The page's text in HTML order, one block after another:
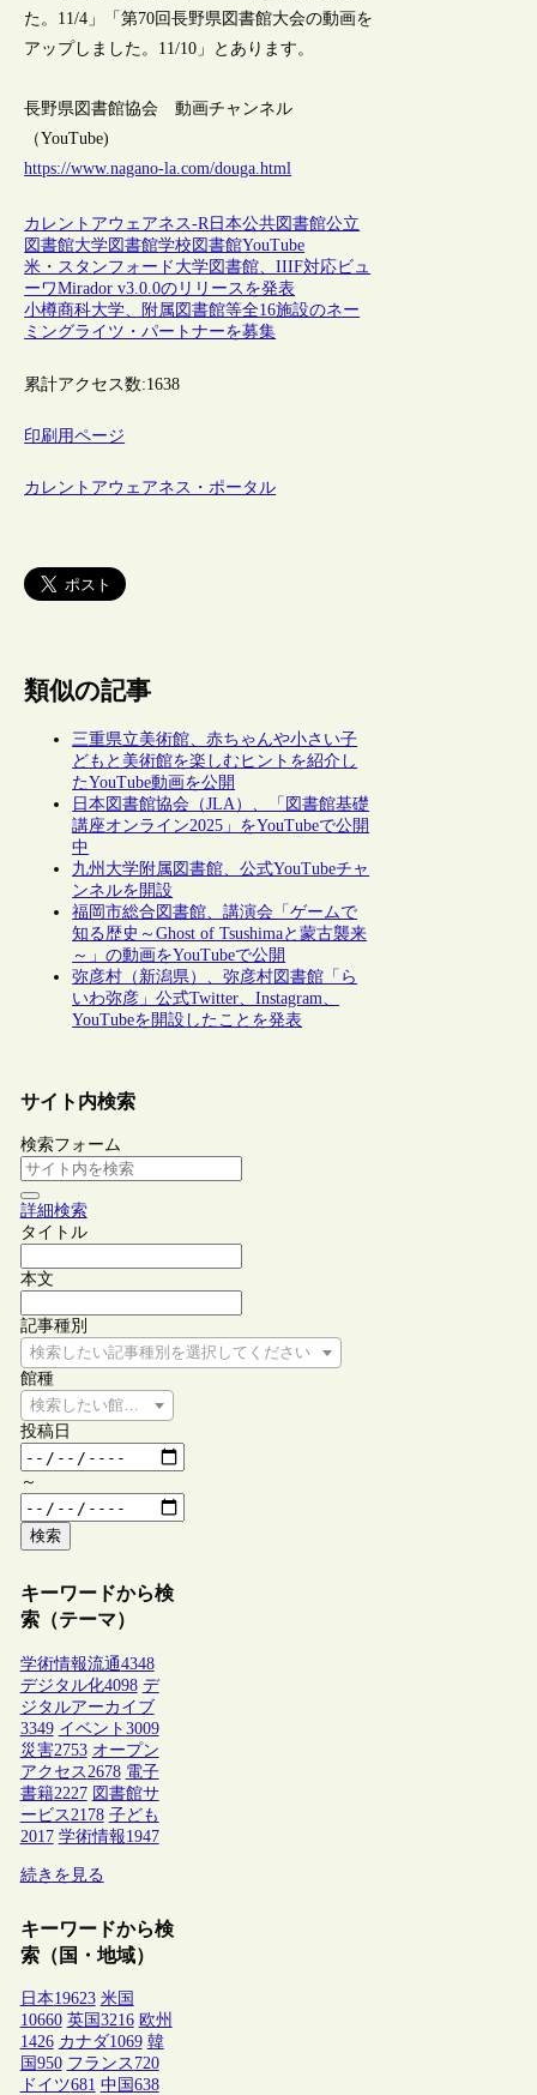
た。11/4」「第70回長野県図書館大会の動画を
アップしました。11/10」とあります。
長野県図書館協会 動画チャンネル
（YouTube)
https://www.nagano-la.com/douga.html
カレントアウェアネス-R日本公共図書館公立
図書館大学図書館学校図書館YouTube
米・スタンフォード大学図書館、IIIF対応ビュ
ーワMirador v3.0.0のリリースを発表
小樽商科大学、附属図書館等全16施設のネー
ミングライツ・パートナーを募集
累計アクセス数:1638
印刷用ページ
カレントアウェアネス・ポータル
類似の記事
三重県立美術館、赤ちゃんや小さい子
どもと美術館を楽しむヒントを紹介し
たYouTube動画を公開
日本図書館協会（JLA）、「図書館基礎
講座オンライン2025」をYouTubeで公開
中
九州大学附属図書館、公式YouTubeチャ
ンネルを開設
福岡市総合図書館、講演会「ゲームで
知る歴史～Ghost of Tsushimaと蒙古襲来
～」の動画をYouTubeで公開
弥彦村（新潟県）、弥彦村図書館「ら
いわ弥彦」公式Twitter、Instagram、
YouTubeを開設したことを発表
サイト内検索
検索フォーム
詳細検索
タイトル
本文
記事種別
検索したい記事種別を選択してください
館種
検索したい館種を選択してください
投稿日
～
検索
キーワードから検
索（テーマ）
学術情報流通4348
デジタル化4098 デ
ジタルアーカイブ
3349 イベント 3009
災害2753 オープン
アクセス 2678 電子
書籍2227 図書館サ
ービス 2178 子ども
2017 学術情報1947
続きを見る
キーワードから検
索（国・地域）
日本19623 米国
10660 英国 3216 欧州
1426 カナダ1069 韓
国 950 フランス 720
ドイツ681 中国 638